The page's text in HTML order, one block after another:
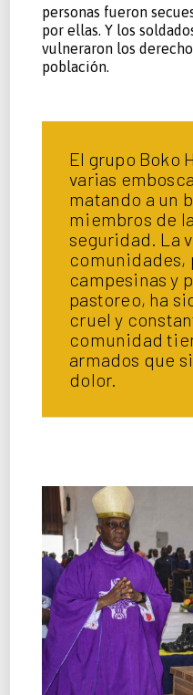
personas fueron
por ellas. Y los
vulneraron los
población.
El grupo Boko
varias
matando a un
miembros de
seguridad. La
comunidades,
campesinas y
pastoreo, ha
cruel y
comunidad
armados que
dolor.